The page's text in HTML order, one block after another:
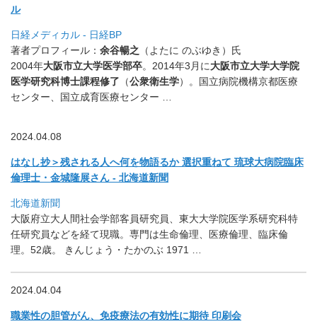
ル
日経メディカル - 日経BP
著者プロフィール： 余谷暢之 （よたに のぶゆき）氏
2004年大阪市立大学医学部卒。2014年3月に大阪市立大学大学院
医学研究科博士課程修了 （公衆衛生学）。
国立病院機構京都医療
センター、国立成育医療センター …
2024.04.08
はなし抄＞残される人へ何を物語るか 選択重ねて 琉球大病院臨床
倫理士・金城隆展さん - 北海道新聞
北海道新聞
大阪府立大人間社会学部客員研究員、 東大大学院医学系研究科特
任研究員などを経て現職。 専門は生命倫理、医療倫理、臨床倫
理。52歳。 きんじょう・たかのぶ 1971 …
2024.04.04
職業性の胆管がん、免疫療法の有効性に期待 印刷会